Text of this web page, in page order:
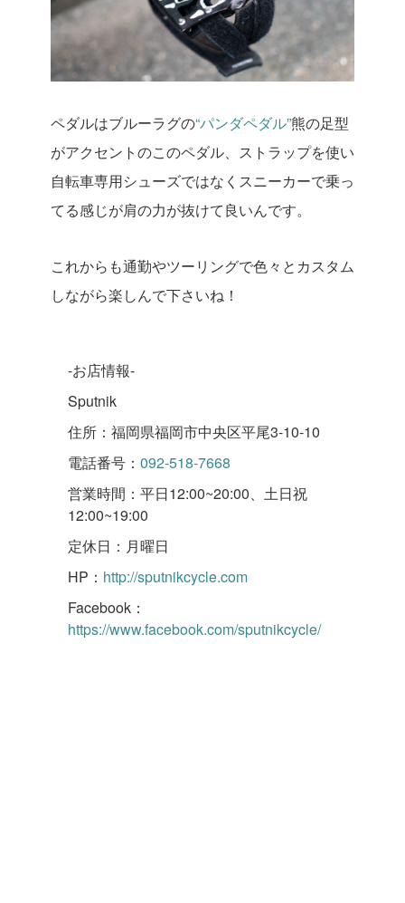
ペダルはブルーラグの“パンダペダル”熊の足型
がアクセントのこのペダル、ストラップを使い
自転車専用シューズではなくスニーカーで乗っ
てる感じが肩の力が抜けて良いんです。
これからも通勤やツーリングで色々とカスタム
しながら楽しんで下さいね！
-お店情報-
Sputnik
住所：福岡県福岡市中央区平尾3-10-10
電話番号： 092-518-7668
営業時間：平日12:00~20:00、土日祝
12:00~19:00
定休日：月曜日
HP： http://sputnikcycle.com
Facebook：
https://www.facebook.com/sputnikcycle/